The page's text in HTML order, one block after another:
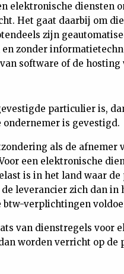
elektronische diensten
Het gaat daarbij om
zijn
zonder
software of de hosting
particulier is,
is gevestigd.
als de afnemer
een elektronische
is in het land waar
leverancier zich dan in
btw-verplichtingen
van dienstregels voor
worden verricht op de